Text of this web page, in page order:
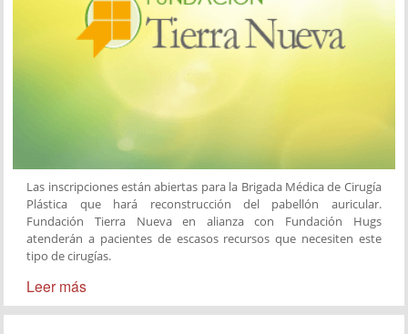
Las inscripciones están abiertas para la Brigada Médica de Cirugía
Plástica que hará reconstrucción del pabellón auricular.
Fundación Tierra Nueva en alianza con Fundación Hugs
atenderán a pacientes de escasos recursos que necesiten este
tipo de cirugías.
Leer más